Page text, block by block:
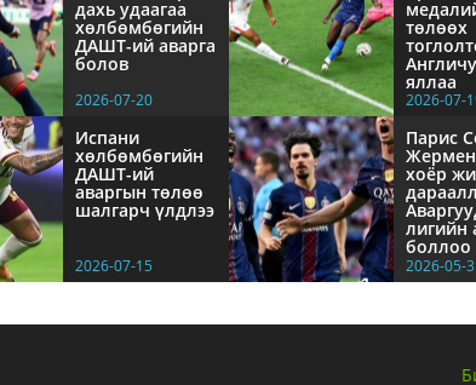
дахь удаагаа
хөлбөмбөгийн
ДАШТ-ий аварга
болов
2026-07-20
төлөөх
яллаа
2026-07-
Испани
хөлбөмбөгийн
ДАШТ-ий
аваргын төлөө
шалгарч үлдлээ
2026-07-15
Парис
Жермен
хоёр
лигийн
боллоо
2026-05-